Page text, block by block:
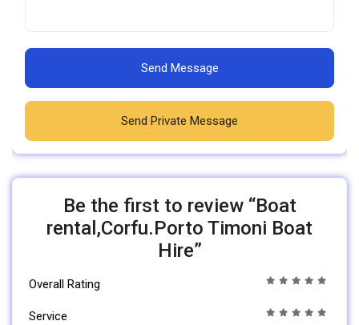
Send Message
Send Private Message
Be the first to review “Boat
rental,Corfu.Porto Timoni Boat
Hire”
Overall Rating
Service